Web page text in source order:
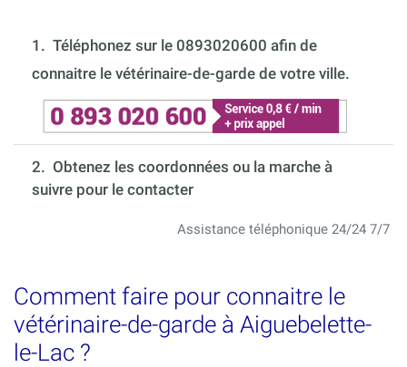
1. Téléphonez sur le 0893020600 afin de
connaitre le vétérinaire-de-garde de votre ville.
2. Obtenez les coordonnées ou la marche à
suivre pour le contacter
Assistance téléphonique 24/24 7/7
Comment faire pour connaitre le
vétérinaire-de-garde à Aiguebelette-
le-Lac ?